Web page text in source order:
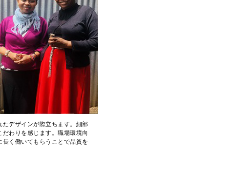
デザインが際立ちます。細部
わりを感じます。職場環境向
く働いてもらうことで品質を